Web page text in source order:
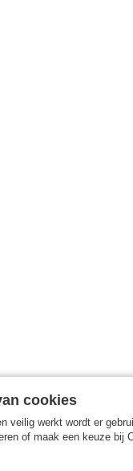
cookies
veilig werkt wordt er
of maak een keuze bij